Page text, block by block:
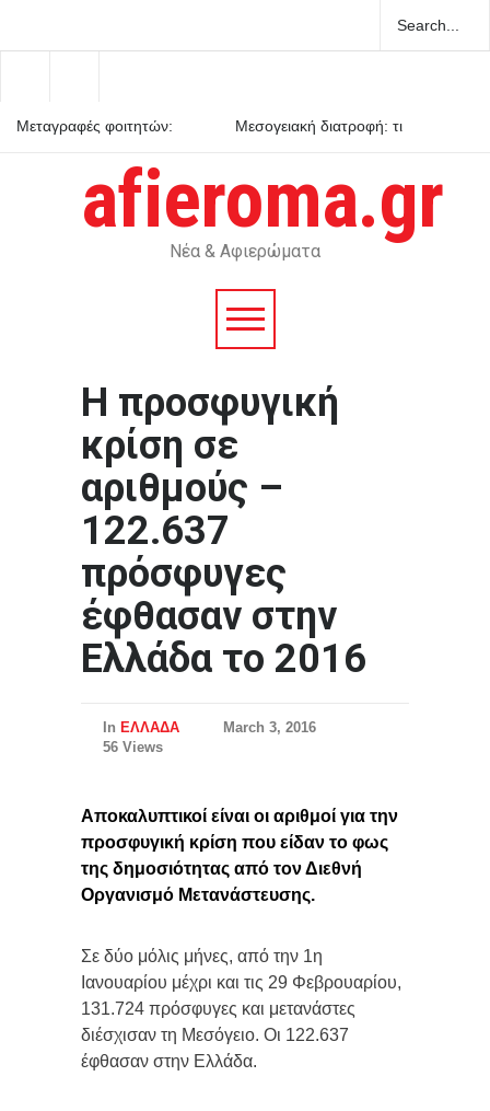
Μεταγραφές φοιτητών:
Μεσογειακή διατροφή: τι
Ενεργειακή κλάση κτιρίου: τι
σημαίνει στην πράξη
afieroma.gr
Νέα & Αφιερώματα
Η προσφυγική
κρίση σε
αριθμούς –
122.637
πρόσφυγες
έφθασαν στην
Ελλάδα το 2016
In ΕΛΛΑΔΑ
March 3, 2016
56 Views
Αποκαλυπτικοί είναι οι αριθμοί για την
προσφυγική κρίση που είδαν το φως
της δημοσιότητας από τον Διεθνή
Οργανισμό Μετανάστευσης.
Σε δύο μόλις μήνες, από την 1η
Ιανουαρίου μέχρι και τις 29 Φεβρουαρίου,
131.724 πρόσφυγες και μετανάστες
διέσχισαν τη Μεσόγειο. Οι 122.637
έφθασαν στην Ελλάδα.